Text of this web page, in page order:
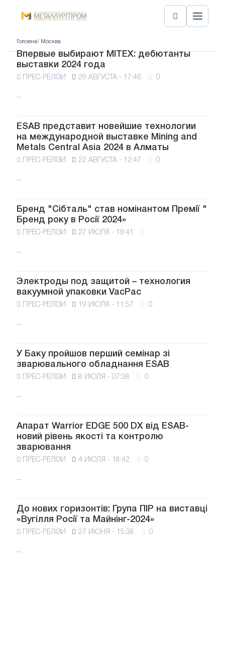
Головна/ Москва
Впервые выбирают MITEX: дебютанты
выставки 2024 года
ПРЕС-РЕЛІЗИ 29 АВГУСТА - 17:46 0
...
ESAB представит новейшие технологии
на международной выставке Mining and
Metals Central Asia 2024 в Алматы
ПРЕС-РЕЛІЗИ 22 АВГУСТА - 12:47 0
...
Бренд "Сібталь" став номінантом Премії "
Бренд року в Росії 2024»
ПРЕС-РЕЛІЗИ 27 ИЮЛЯ - 19:41
...
Электроды под защитой – технология
вакуумной упаковки VacPac
ПРЕС-РЕЛІЗИ 19 ИЮЛЯ - 11:57 0
...
У Баку пройшов перший семінар зі
зварювального обладнання ESAB
ПРЕС-РЕЛІЗИ 8 ИЮЛЯ - 07:38 0
...
Апарат Warrior EDGE 500 DX від ESAB-
новий рівень якості та контролю
зварювання
ПРЕС-РЕЛІЗИ 4 ИЮЛЯ - 18:42 0
...
До нових горизонтів: Група ПІР на виставці
«Вугілля Росії та Майнінг-2024»
ПРЕС-РЕЛІЗИ 27 ИЮНЯ - 15:38 0
...